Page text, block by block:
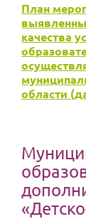
План
качества
области